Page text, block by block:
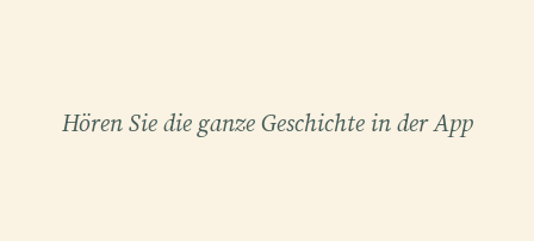
Hören Sie die ganze Geschichte in der App